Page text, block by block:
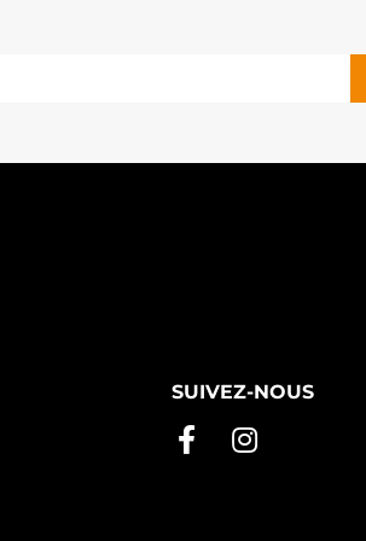
SUIVEZ-NOUS